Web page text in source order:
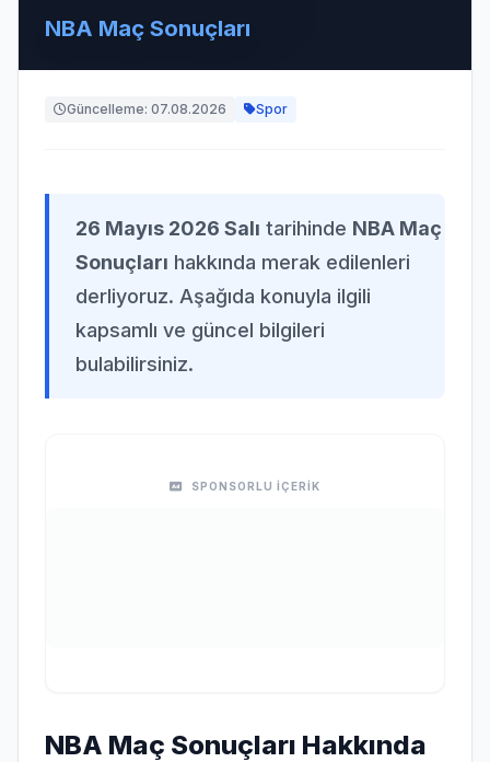
NBA Maç Sonuçları
Güncelleme: 07.08.2026 Spor
26 Mayıs 2026 Salı tarihinde NBA Maç
Sonuçları hakkında merak edilenleri
derliyoruz. Aşağıda konuyla ilgili
kapsamlı ve güncel bilgileri
bulabilirsiniz.
SPONSORLU İÇERİK
NBA Maç Sonuçları Hakkında